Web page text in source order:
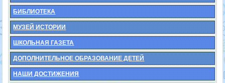
БИБЛИОТЕКА
МУЗЕЙ ИСТОРИИ
ШКОЛЬНАЯ ГАЗЕТА
ДОПОЛНИТЕЛЬНОЕ ОБРАЗОВАНИЕ ДЕТЕЙ
НАШИ ДОСТИЖЕНИЯ